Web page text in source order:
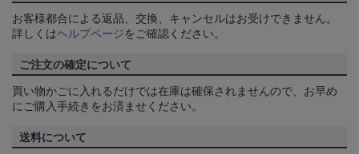
お客様都合による返品、交換、キャンセルはお受けできません。
詳しくはヘルプページをご確認ください。
ご注文の確定について
買い物かごに入れるだけでは在庫は確保されませんので、お早め
にご購入手続きをお済ませください。
送料について